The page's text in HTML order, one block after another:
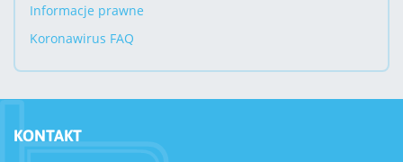
Informacje prawne
Koronawirus FAQ
KONTAKT